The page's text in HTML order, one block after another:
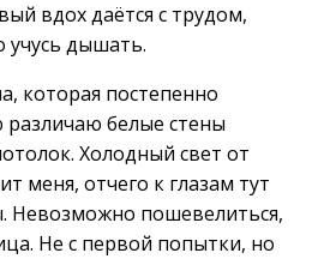
вдох даётся с трудом,
учусь дышать.
которая постепенно
белые стены
Холодный свет от
меня, отчего к глазам тут
Невозможно пошевелиться,
Не с первой попытки, но